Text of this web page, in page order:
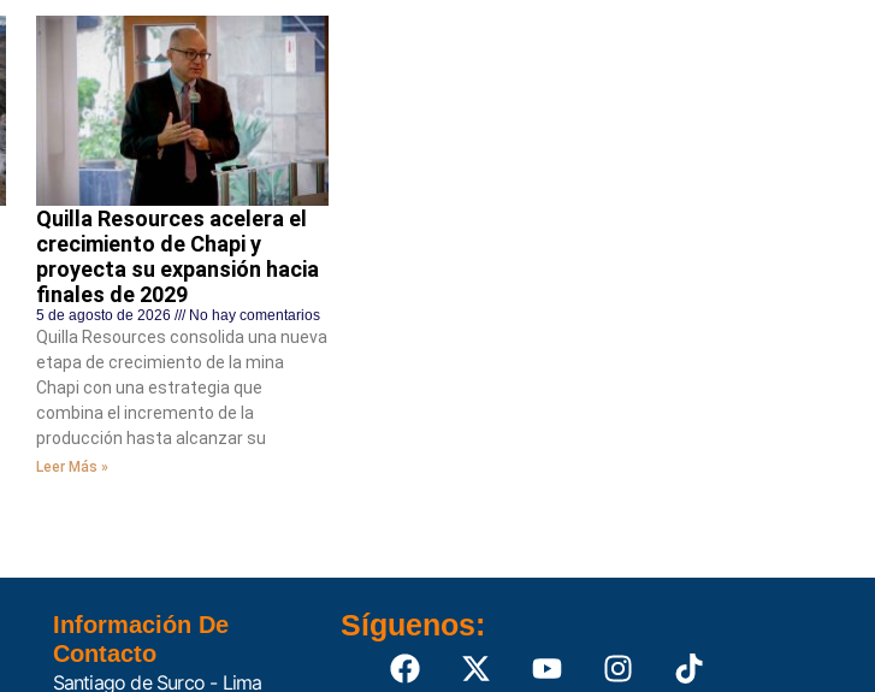
Quilla Resources acelera el
crecimiento de Chapi y
proyecta su expansión hacia
finales de 2029
5 de agosto de 2026 No hay comentarios
Quilla Resources consolida una nueva
etapa de crecimiento de la mina
Chapi con una estrategia que
combina el incremento de la
producción hasta alcanzar su
Leer Más »
Información De
Contacto
Santiago de Surco - Lima
Síguenos: